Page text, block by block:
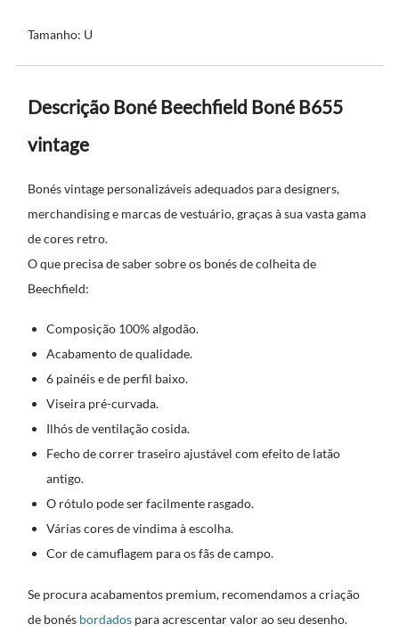
Tamanho: U
Descrição Boné Beechfield Boné B655
vintage
Bonés vintage personalizáveis adequados para designers,
merchandising e marcas de vestuário, graças à sua vasta gama
de cores retro.
O que precisa de saber sobre os bonés de colheita de
Beechfield:
Composição 100% algodão.
Acabamento de qualidade.
6 painéis e de perfil baixo.
Viseira pré-curvada.
Ilhós de ventilação cosida.
Fecho de correr traseiro ajustável com efeito de latão
antigo.
O rótulo pode ser facilmente rasgado.
Várias cores de vindima à escolha.
Cor de camuflagem para os fãs de campo.
Se procura acabamentos premium, recomendamos a criação
de bonés bordados para acrescentar valor ao seu desenho.